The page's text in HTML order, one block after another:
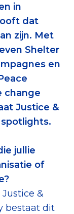
in
dat
zijn. Met
Shelter
en
change
Justice &
jullie
of
&
bestaat dit